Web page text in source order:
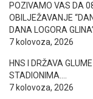
POZIVAMO VAS DA
OBILJEŽAVANJE
DANA LOGORA
7 kolovoza, 2026
HNS I DRŽAVA
STADIONIMA….
7 kolovoza, 2026